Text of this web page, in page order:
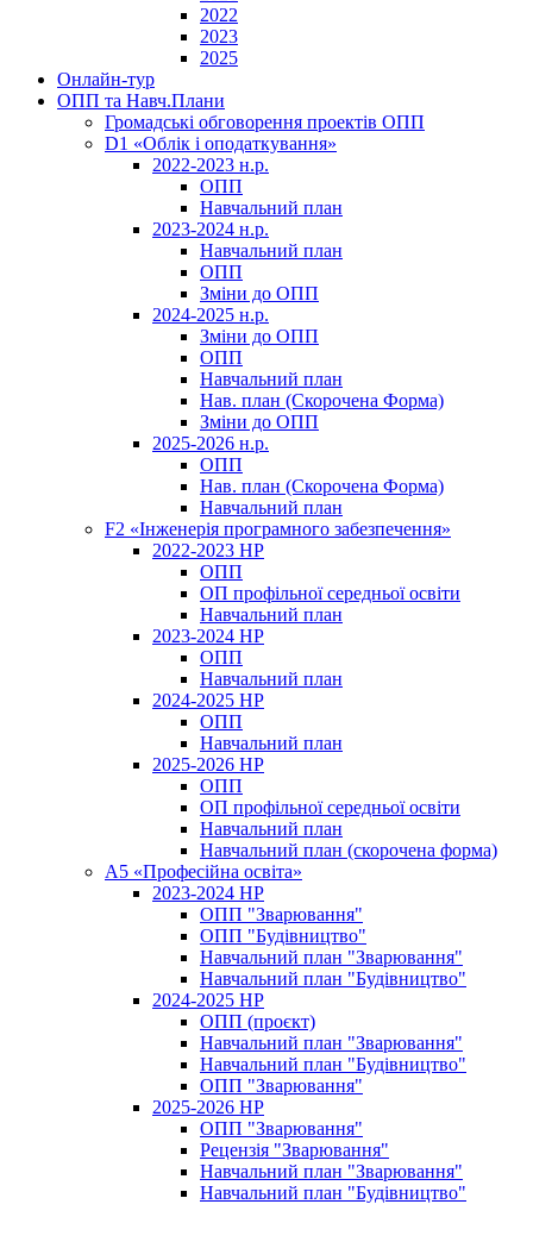
2022
2023
2025
Онлайн-тур
ОПП та Навч.Плани
Громадські обговорення проектів ОПП
D1 «Облік і оподаткування»
2022-2023 н.р.
ОПП
Навчальний план
2023-2024 н.р.
Навчальний план
ОПП
Зміни до ОПП
2024-2025 н.р.
Зміни до ОПП
ОПП
Навчальний план
Нав. план (Скорочена Форма)
Зміни до ОПП
2025-2026 н.р.
ОПП
Нав. план (Скорочена Форма)
Навчальний план
F2 «Інженерія програмного забезпечення»
2022-2023 НР
ОПП
ОП профільної середньої освіти
Навчальний план
2023-2024 НР
ОПП
Навчальний план
2024-2025 НР
ОПП
Навчальний план
2025-2026 НР
ОПП
ОП профільної середньої освіти
Навчальний план
Навчальний план (скорочена форма)
A5 «Професійна освіта»
2023-2024 НР
ОПП "Зварювання"
ОПП "Будівництво"
Навчальний план "Зварювання"
Навчальний план "Будівництво"
2024-2025 НР
ОПП (проєкт)
Навчальний план "Зварювання"
Навчальний план "Будівництво"
ОПП "Зварювання"
2025-2026 НР
ОПП "Зварювання"
Рецензія "Зварювання"
Навчальний план "Зварювання"
Навчальний план "Будівництво"